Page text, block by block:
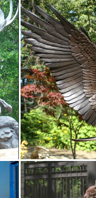
комиссия
поэта для
открывается
Нервы.
в 1999 году.
в